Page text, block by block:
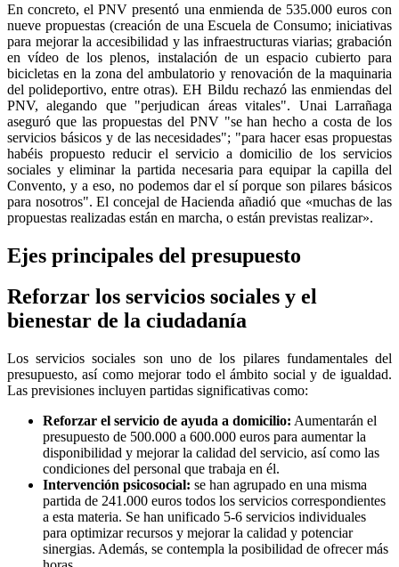
En concreto, el PNV presentó una enmienda de 535.000 euros con
nueve propuestas (creación de una Escuela de Consumo; iniciativas
para mejorar la accesibilidad y las infraestructuras viarias; grabación
en vídeo de los plenos, instalación de un espacio cubierto para
bicicletas en la zona del ambulatorio y renovación de la maquinaria
del polideportivo, entre otras). EH Bildu rechazó las enmiendas del
PNV, alegando que "perjudican áreas vitales". Unai Larrañaga
aseguró que las propuestas del PNV "se han hecho a costa de los
servicios básicos y de las necesidades"; "para hacer esas propuestas
habéis propuesto reducir el servicio a domicilio de los servicios
sociales y eliminar la partida necesaria para equipar la capilla del
Convento, y a eso, no podemos dar el sí porque son pilares básicos
para nosotros". El concejal de Hacienda añadió que «muchas de las
propuestas realizadas están en marcha, o están previstas realizar».
Ejes principales del presupuesto
Reforzar los servicios sociales y el
bienestar de la ciudadanía
Los servicios sociales son uno de los pilares fundamentales del
presupuesto, así como mejorar todo el ámbito social y de igualdad.
Las previsiones incluyen partidas significativas como:
Reforzar el servicio de ayuda a domicilio: Aumentarán el
presupuesto de 500.000 a 600.000 euros para aumentar la
disponibilidad y mejorar la calidad del servicio, así como las
condiciones del personal que trabaja en él.
Intervención psicosocial: se han agrupado en una misma
partida de 241.000 euros todos los servicios correspondientes
a esta materia. Se han unificado 5-6 servicios individuales
para optimizar recursos y mejorar la calidad y potenciar
sinergias. Además, se contempla la posibilidad de ofrecer más